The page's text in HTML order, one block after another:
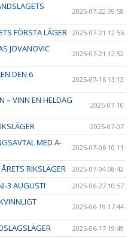
2025-07-22 09:58
FÖRSTA LÄGER 2025-07-21 12:56
JOVANOVIC
2025-07-21 12:52
DEN 6
2025-07-16 13:13
– VINN EN HELDAG
2025-07-10
2025-07-07
MED A-
2025-07-06 10:11
RIKSLÄGER 2025-07-04 08:42
3 AUGUSTI 2025-06-27 10:57
2025-06-19 17:44
2025-06-17 19:49